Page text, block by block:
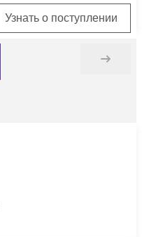
Узнать о поступлении
Дальше